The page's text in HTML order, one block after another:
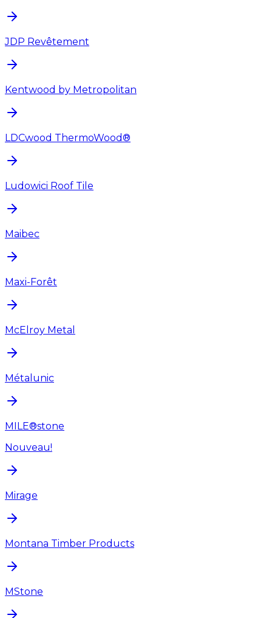
JDP Revêtement
Kentwood by Metropolitan
LDCwood ThermoWood®
Ludowici Roof Tile
Maibec
Maxi-Forêt
McElroy Metal
Métalunic
MILE®stone
Nouveau!
Mirage
Montana Timber Products
MStone